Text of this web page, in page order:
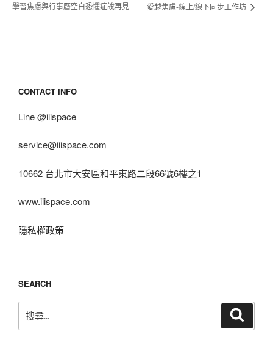
學習焦慮與行事曆空白恐懼症說再見
愛越焦慮-線上/線下同步工作坊
CONTACT INFO
Line @iiispace
service@iiispace.com
10662 台北市大安區和平東路二段66號6樓之1
www.iiispace.com
隱私權政策
SEARCH
尋